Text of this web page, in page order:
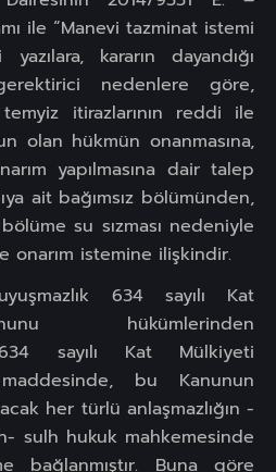
ile “Manevi tazminat istemi
kararın dayandığı
nedenlere göre,
itirazlarının reddi ile
olan hükmün onanmasına,
yapılmasına dair talep
ait bağımsız bölümünden,
su sızması nedeniyle
onarım istemine ilişkindir.
634 sayılı Kat
hükümlerinden
634 sayılı Kat Mülkiyeti
bu Kanunun
her türlü anlaşmazlığın -
sulh hukuk mahkemesinde
bağlanmıştır. Buna göre